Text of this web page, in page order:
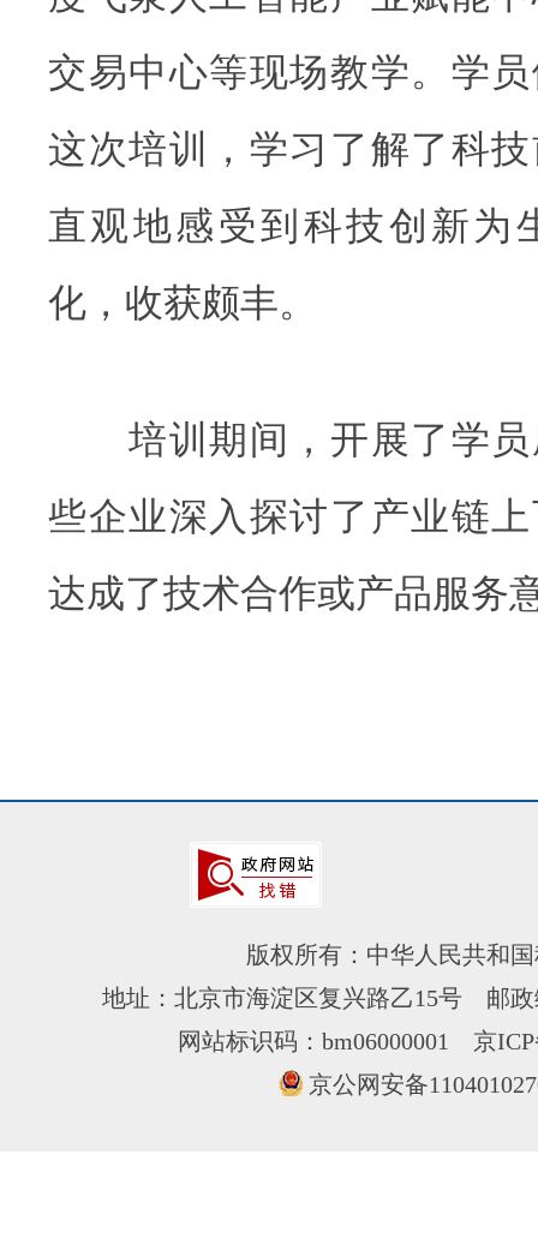
交易中心等现场教学。学
这次培训，学习了解了科
直观地感受到科技创新为
化，收获颇丰。
培训期间，开展了学员
些企业深入探讨了产业链
达成了技术合作或产品服务
版权所有：中华人民共和
地址：北京市海淀区复兴路乙15号 邮
网站标识码：bm06000001 京
京公网安备